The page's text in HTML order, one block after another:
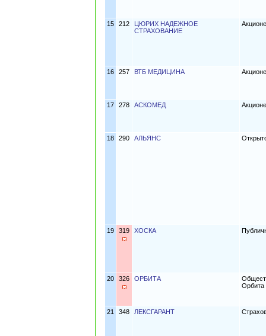
15 212
ЦЮРИХ НАДЕЖНОЕ
СТРАХОВАНИЕ
16 257 ВТБ МЕДИЦИНА
17 278 АСКОМЕД
18 290 АЛЬЯНС
19 319 ХОСКА
20 326 ОРБИТА
Орбита
21 348 ЛЕКСГАРАНТ